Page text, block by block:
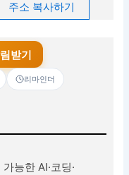
주소 복사하기
받기
리마인더
능한 AI·코딩·